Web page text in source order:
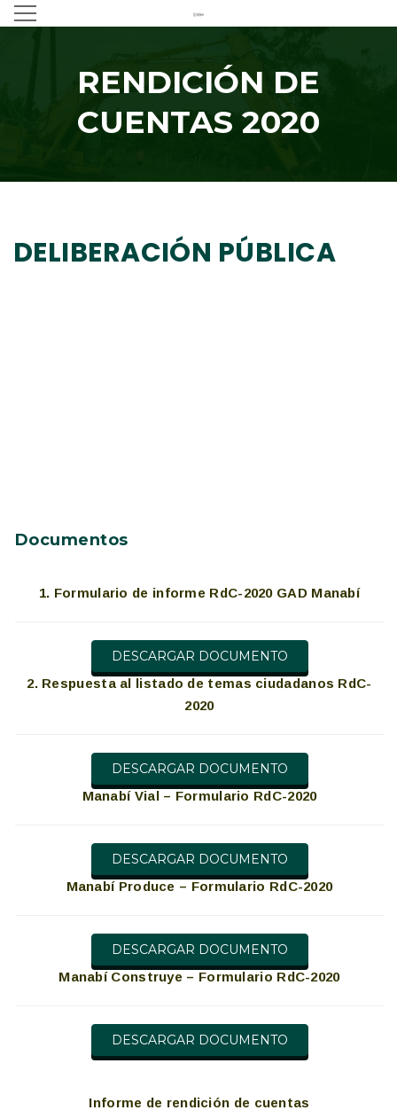
RENDICIÓN DE
CUENTAS 2020
DELIBERACIÓN PÚBLICA
Documentos
1. Formulario de informe RdC-2020 GAD Manabí
DESCARGAR DOCUMENTO
2. Respuesta al listado de temas ciudadanos RdC-
2020
DESCARGAR DOCUMENTO
Manabí Vial – Formulario RdC-2020
DESCARGAR DOCUMENTO
Manabí Produce – Formulario RdC-2020
DESCARGAR DOCUMENTO
Manabí Construye – Formulario RdC-2020
DESCARGAR DOCUMENTO
Informe de rendición de cuentas